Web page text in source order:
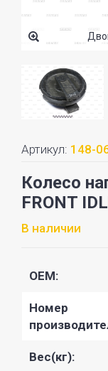
Артикул: 148-
Колесо
FRONT
В наличии
OEM:
Номер
Вес(кг):